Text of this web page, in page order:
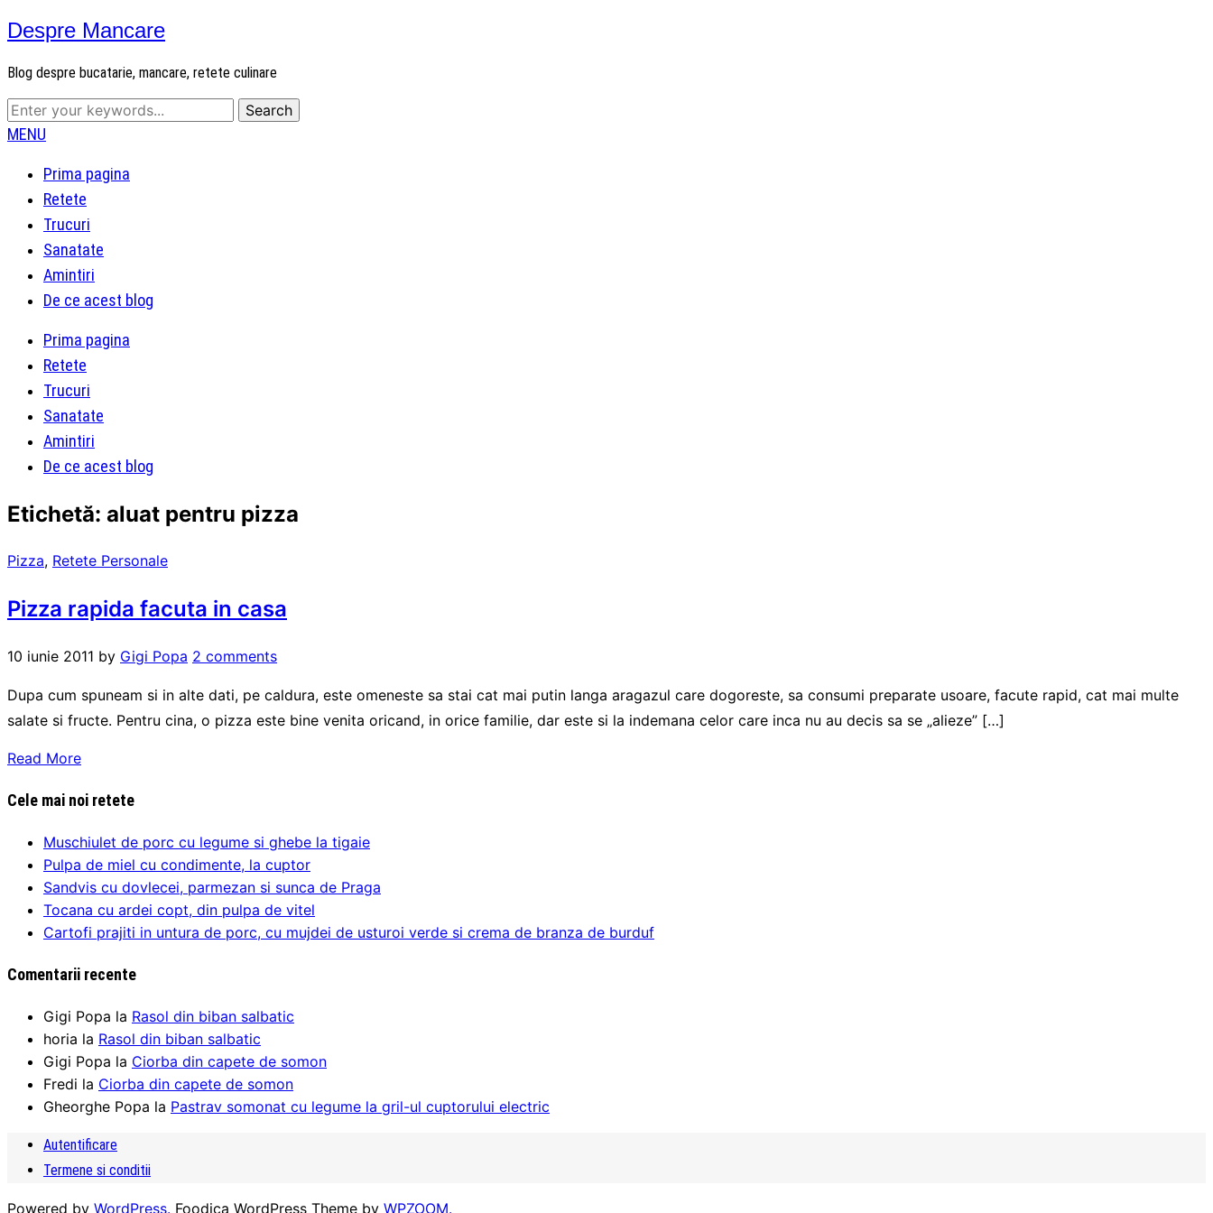
Despre Mancare
Blog despre bucatarie, mancare, retete culinare
MENU
Prima pagina
Retete
Trucuri
Sanatate
Amintiri
De ce acest blog
Prima pagina
Retete
Trucuri
Sanatate
Amintiri
De ce acest blog
Etichetă: aluat pentru pizza
Pizza, Retete Personale
Pizza rapida facuta in casa
10 iunie 2011 by Gigi Popa 2 comments
Dupa cum spuneam si in alte dati, pe caldura, este omeneste sa stai cat mai putin langa aragazul care dogoreste, sa consumi preparate usoare, facute rapid, cat mai multe
salate si fructe. Pentru cina, o pizza este bine venita oricand, in orice familie, dar este si la indemana celor care inca nu au decis sa se „alieze” […]
Read More
Cele mai noi retete
Muschiulet de porc cu legume si ghebe la tigaie
Pulpa de miel cu condimente, la cuptor
Sandvis cu dovlecei, parmezan si sunca de Praga
Tocana cu ardei copt, din pulpa de vitel
Cartofi prajiti in untura de porc, cu mujdei de usturoi verde si crema de branza de burduf
Comentarii recente
Gigi Popa la Rasol din biban salbatic
horia la Rasol din biban salbatic
Gigi Popa la Ciorba din capete de somon
Fredi la Ciorba din capete de somon
Gheorghe Popa la Pastrav somonat cu legume la gril-ul cuptorului electric
Autentificare
Termene si conditii
Powered by WordPress. Foodica WordPress Theme by WPZOOM.